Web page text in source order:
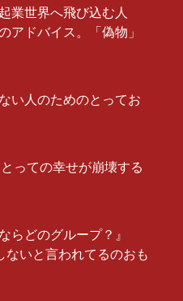
業世界へ飛び込む人
ドバイス。「偽物」
い人のためのとってお
っての幸せが崩壊する
らどのグループ？』
ないと言われてるのおも